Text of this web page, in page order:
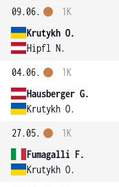
09.06.
Krutykh O.
Hipfl N.
1K
04.06.
Hausberger G.
Krutykh O.
1K
27.05.
Fumagalli F.
Krutykh O.
1K